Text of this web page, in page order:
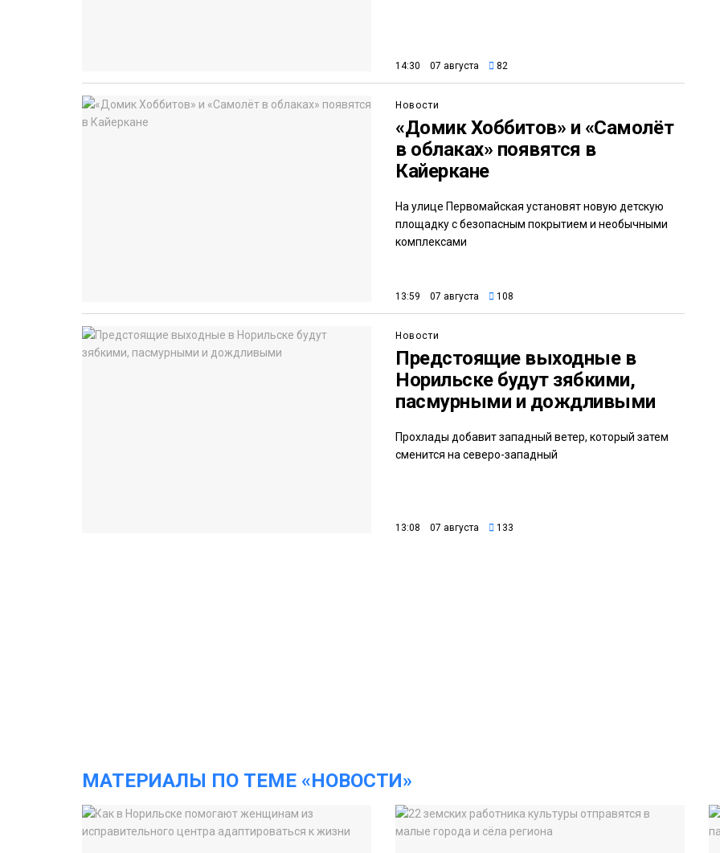
14:30 07 августа 82
Новости
«Домик Хоббитов» и «Самолёт
в облаках» появятся в
Кайеркане
На улице Первомайская установят новую детскую
площадку с безопасным покрытием и необычными
комплексами
13:59 07 августа 108
Новости
Предстоящие выходные в
Норильске будут зябкими,
пасмурными и дождливыми
Прохлады добавит западный ветер, который затем
сменится на северо-западный
13:08 07 августа 133
МАТЕРИАЛЫ ПО ТЕМЕ «НОВОСТИ»